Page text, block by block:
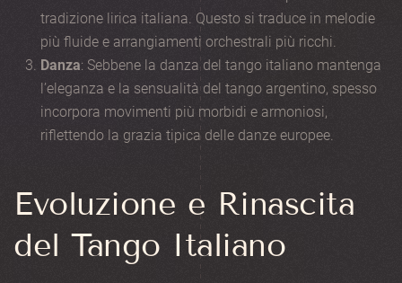
tradizione lirica italiana. Questo si traduce in melodie
più fluide e arrangiamenti orchestrali più ricchi.
Danza: Sebbene la danza del tango italiano mantenga
l’eleganza e la sensualità del tango argentino, spesso
incorpora movimenti più morbidi e armoniosi,
riflettendo la grazia tipica delle danze europee.
Evoluzione e Rinascita
del Tango Italiano